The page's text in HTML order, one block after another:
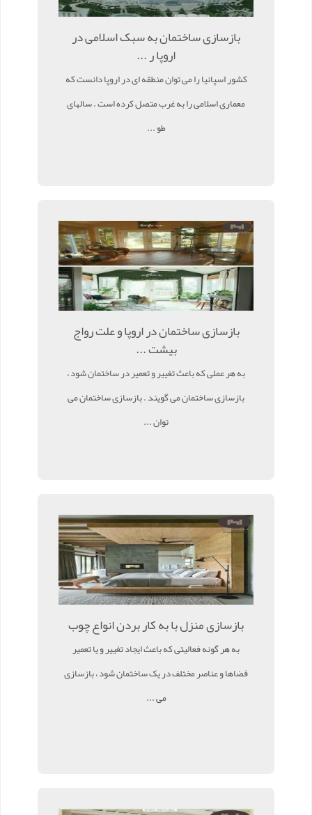
بازسازی ساختمان به سبک اسلامی در
اروپا ر ...
کشور اسپانیا را می توان منطقه ای در اروپا دانست که
معماری اسلامی را به غرب متصل کرده است . سالهای
طو ...
بازسازی ساختمان در اروپا و علت رواج
بیشت ...
به هر عملی که باعث تغییر و تعمیر در ساختمان شود ،
بازسازی ساختمان می گویند . بازسازی ساختمان می
توان ...
بازسازی منزل با به کار بردن انواع چوب
به هر گونه فعالیتی که باعث ایجاد تغییر و یا تعمیر
فضاها و عناصر مختلف در یک ساختمان شود ، بازسازی
می ...